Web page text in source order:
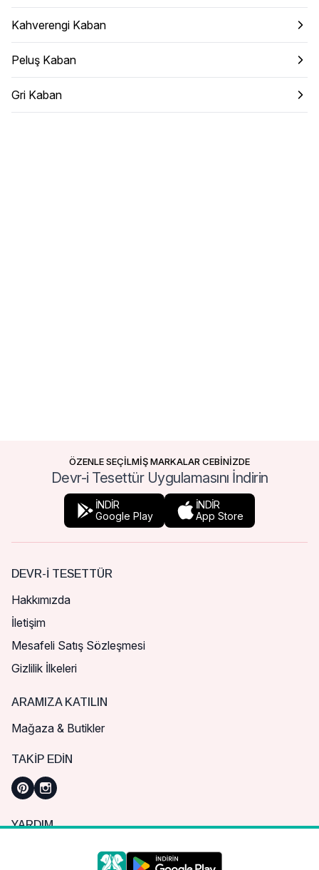
Kahverengi Kaban
Peluş Kaban
Gri Kaban
ÖZENLE SEÇİLMİŞ MARKALAR CEBİNİZDE
Devr-i Tesettür Uygulamasını İndirin
İNDİR
Google Play
İNDİR
App Store
DEVR-I TESETTÜR
Hakkımızda
İletişim
Mesafeli Satış Sözleşmesi
Gizlilik İlkeleri
ARAMIZA KATILIN
Mağaza & Butikler
TAKIP EDIN
YARDIM
Sık Sorulan Sorular